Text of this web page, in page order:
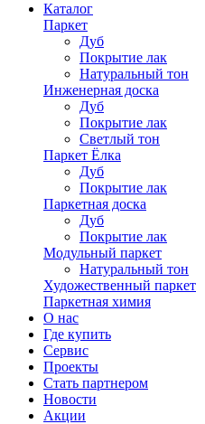
Каталог
Паркет
Дуб
Покрытие лак
Натуральный тон
Инженерная доска
Дуб
Покрытие лак
Светлый тон
Паркет Ёлка
Дуб
Покрытие лак
Паркетная доска
Дуб
Покрытие лак
Модульный паркет
Натуральный тон
Художественный паркет
Паркетная химия
О нас
Где купить
Сервис
Проекты
Стать партнером
Новости
Акции